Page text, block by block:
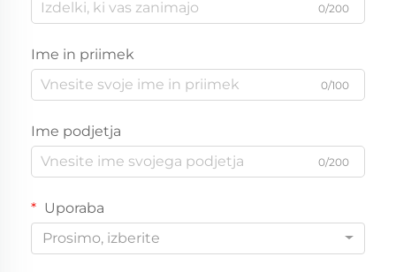
0/200
Ime in priimek
0/100
Ime podjetja
0/200
Uporaba
Prosimo, izberite